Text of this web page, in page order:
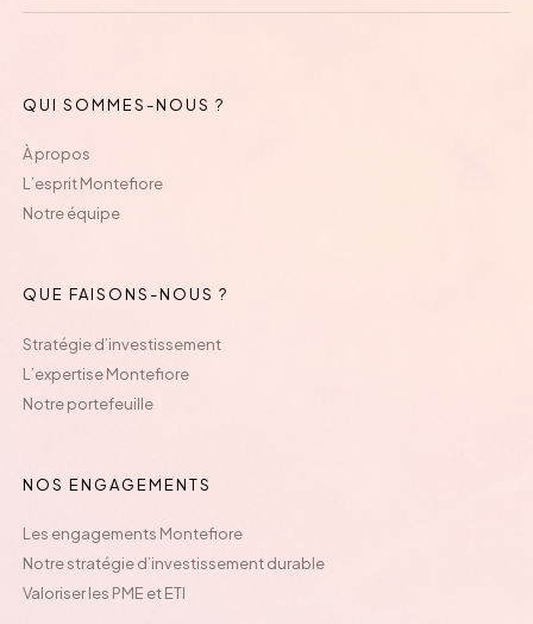
QUI SOMMES-NOUS ?
À propos
L’esprit Montefiore
Notre équipe
QUE FAISONS-NOUS ?
Stratégie d’investissement
L’expertise Montefiore
Notre portefeuille
NOS ENGAGEMENTS
Les engagements Montefiore
Notre stratégie d’investissement durable
Valoriser les PME et ETI